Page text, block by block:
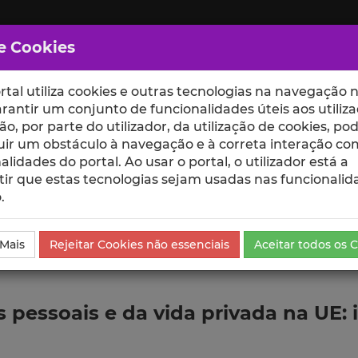
ESCOLAS UNIDADES
Comunicação
pessoais e da vida privada na
Cookies
utiliza cookies e outras tecnologias na navegação
um conjunto de funcionalidades úteis aos
por parte do utilizador, da utilização de cookies,
um obstáculo à navegação e à correta interação
do portal. Ao usar o portal, o utilizador está a
que estas tecnologias sejam usadas nas
Rejeitar Cookies não essenciais Aceitar todos os